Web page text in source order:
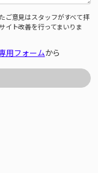
ご意見はスタッフがすべて拝
イト改善を行ってまいりま
用フォームから